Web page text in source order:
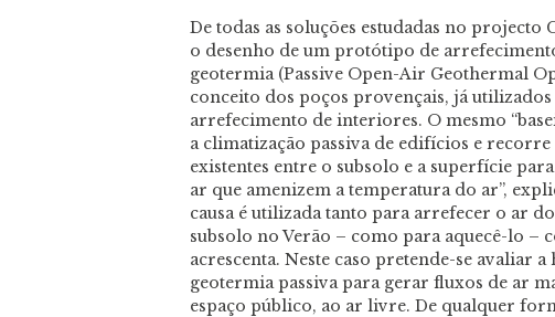
De todas as soluções estudadas no
o desenho de um protótipo de
geotermia (Passive Open-Air Geothermal
conceito dos poços provençais, já utilizados
arrefecimento de interiores. O mesmo
a climatização passiva de edifícios e
existentes entre o subsolo e a superfície
ar que amenizem a temperatura do ar”,
causa é utilizada tanto para arrefecer o ar
subsolo no Verão – como para aquecê-lo –
acrescenta. Neste caso pretende-se avaliar
geotermia passiva para gerar fluxos de ar
espaço público, ao ar livre. De qualquer